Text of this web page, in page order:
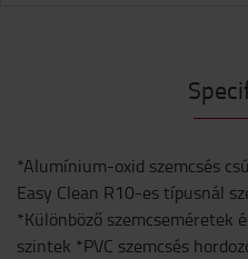
*Alumínium-oxid szemcsés
Easy Clean R10-es típusnál
*Különböző szemcseméretek
szintek *PVC szemcsés